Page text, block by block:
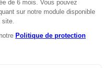
des